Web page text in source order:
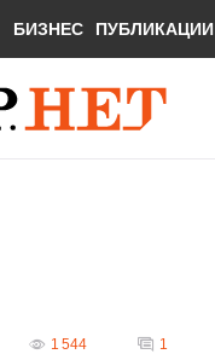
БИЗНЕС ПУБЛИКАЦИИ
1 544 1